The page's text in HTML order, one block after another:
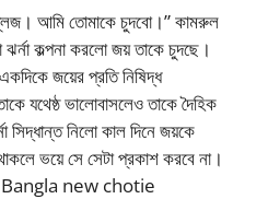
আমি তোমাকে চুদবো।” কামরুল
কল্পনা করলো জয় তাকে চুদছে।
জয়ের প্রতি নিষিদ্ধ
যথেষ্ঠ ভালোবাসলেও তাকে দৈহিক
সিদ্ধান্ত নিলো কাল দিনে জয়কে
ভয়ে সে সেটা প্রকাশ করবে না।
Bangla new chotie